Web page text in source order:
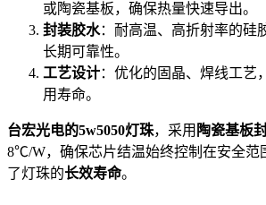
或陶瓷基板，确保热量快速导出。
封装胶水：耐高温、高折射率的硅
长期可靠性。
工艺设计：优化的固晶、焊线工艺
用寿命。
台宏光电的5w5050灯珠，采用 陶瓷基板
8℃/W，确保芯片结温始终控制在安全范
了灯珠的长效寿命。